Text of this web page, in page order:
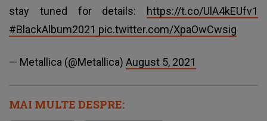
stay tuned for details: https://t.co/UlA4kEUfv1
#BlackAlbum2021 pic.twitter.com/XpaOwCwsig
— Metallica (@Metallica) August 5, 2021
MAI MULTE DESPRE: